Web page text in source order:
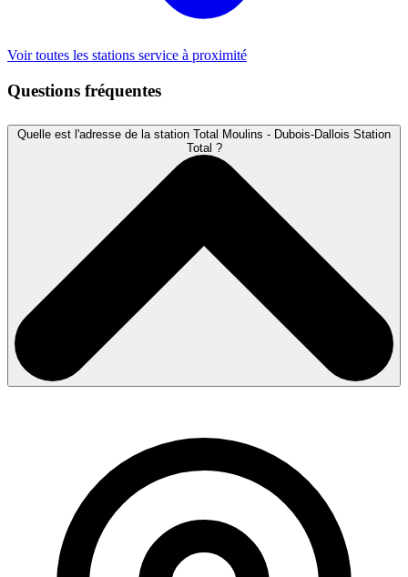
Voir toutes les stations service à proximité
Questions fréquentes
Quelle est l'adresse de la station Total Moulins - Dubois-Dallois Station
Total ?